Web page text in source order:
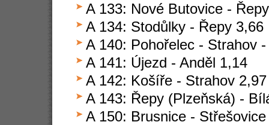
A 133: Nové Butovice -
A 134: Stodůlky - Řepy 3,66
A 140: Pohořelec - Strahov
A 141: Újezd - Anděl 1,14
A 142: Košíře - Strahov 2,97
A 143: Řepy (Plzeňská) -
A 150: Brusnice -